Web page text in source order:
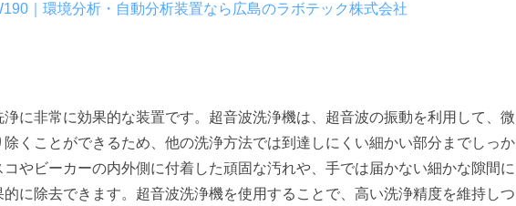
｜環境分析・自動分析装置なら広島のラボテック株式会社
に非常に効果的な装置です。超音波洗浄機は、超音波の振動を利用して、微
くことができるため、他の洗浄方法では到達しにくい細かい部分までしっか
やビーカーの内外側に付着した頑固な汚れや、手では届かない細かな隙間に
に除去できます。超音波洗浄機を使用することで、高い洗浄精度を維持しつ